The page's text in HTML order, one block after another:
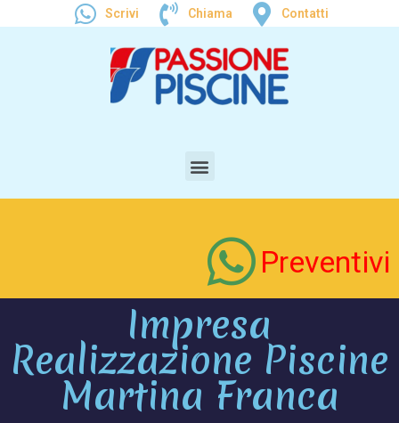
Scrivi Chiama Contatti
Preventivi
Impresa
Realizzazione Piscine
Martina Franca